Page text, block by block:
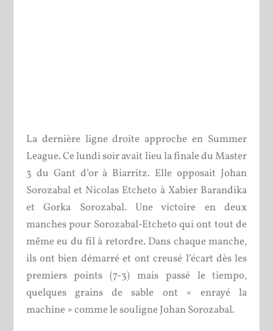
La dernière ligne droite approche en Summer
League. Ce lundi soir avait lieu la finale du Master
3 du Gant d’or à Biarritz. Elle opposait Johan
Sorozabal et Nicolas Etcheto à Xabier Barandika
et Gorka Sorozabal. Une victoire en deux
manches pour Sorozabal-Etcheto qui ont tout de
même eu du fil à retordre. Dans chaque manche,
ils ont bien démarré et ont creusé l’écart dès les
premiers points (7-3) mais passé le tiempo,
quelques grains de sable ont « enrayé la
machine » comme le souligne Johan Sorozabal.